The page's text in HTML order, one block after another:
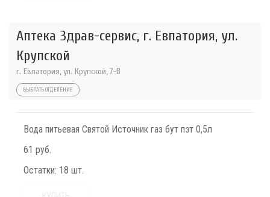
Аптека Здрав-сервис, г. Евпатория, ул.
Крупской
г. Евпатория, ул. Крупской, 7-В
ВЫБРАТЬ ОТДЕЛЕНИЕ
Вода питьевая Святой Источник газ бут пэт 0,5л
61 руб.
Остатки: 18 шт.